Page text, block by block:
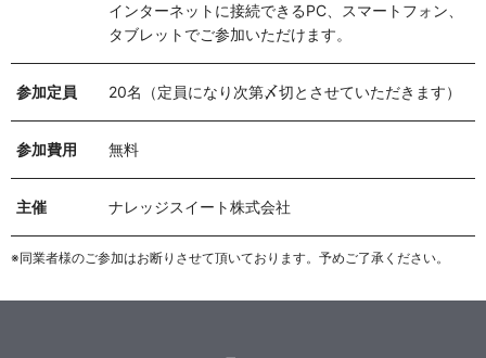
インターネットに接続できるPC、スマートフォン、
タブレットでご参加いただけます。
参加定員 20名（定員になり次第〆切とさせていただきます）
参加費用 無料
主催 ナレッジスイート株式会社
※同業者様のご参加はお断りさせて頂いております。予めご了承ください。